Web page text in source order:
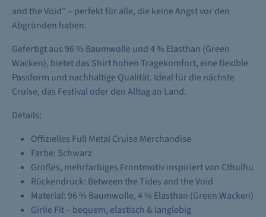
and the Void” – perfekt für alle, die keine Angst vor den
Abgründen haben.
Gefertigt aus 96 % Baumwolle und 4 % Elasthan (Green
Wacken), bietet das Shirt hohen Tragekomfort, eine flexible
Passform und nachhaltige Qualität. Ideal für die nächste
Cruise, das Festival oder den Alltag an Land.
Details:
Offizielles Full Metal Cruise Merchandise
Farbe: Schwarz
Großes, mehrfarbiges Frontmotiv inspiriert von Cthulhu
Rückendruck: Between the Tides and the Void
Material: 96 % Baumwolle, 4 % Elasthan (Green Wacken)
Girlie Fit – bequem, elastisch & langlebig